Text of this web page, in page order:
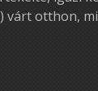
várt otthon,